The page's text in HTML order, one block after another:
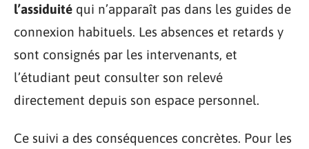
l’assiduité qui n’apparaît pas dans les guides de
connexion habituels. Les absences et retards y
sont consignés par les intervenants, et
l’étudiant peut consulter son relevé
directement depuis son espace personnel.
Ce suivi a des conséquences concrètes. Pour les